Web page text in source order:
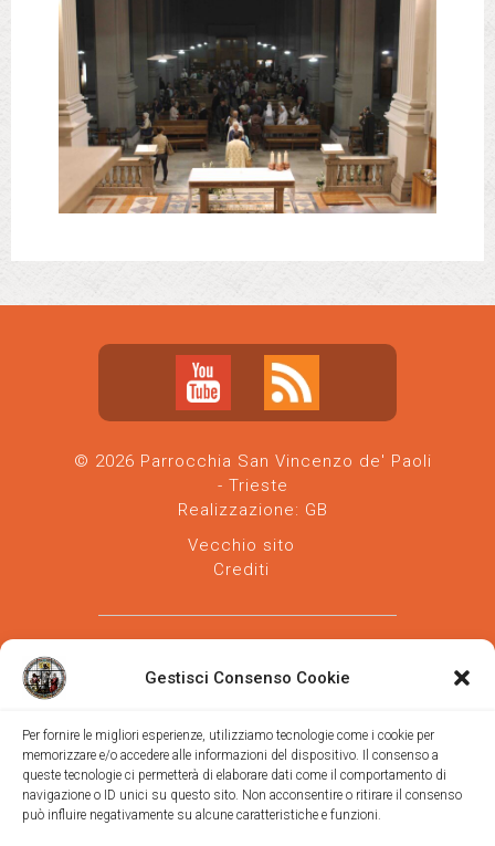
Gestisci Consenso Cookie
Per fornire le migliori esperienze, utilizziamo tecnologie come i cookie per
memorizzare e/o accedere alle informazioni del dispositivo. Il consenso a
queste tecnologie ci permetterà di elaborare dati come il comportamento di
navigazione o ID unici su questo sito. Non acconsentire o ritirare il consenso
può influire negativamente su alcune caratteristiche e funzioni.
© 2026 Parrocchia San Vincenzo de' Paoli
- Trieste
Realizzazione: GB
Vecchio sito
Crediti
Parrocchia san Vincenzo de' Paoli-Diocesi
di Trieste
via Vittorino da Feltre, 11 (chiesa)